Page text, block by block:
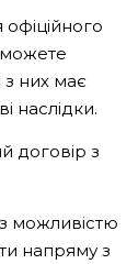
можете
з них має
наслідки.
договір з
можливістю
напряму з